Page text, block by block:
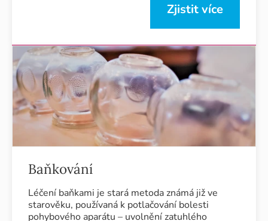
Zjistit více
Baňkování
Léčení baňkami je stará metoda známá již ve
starověku, používaná k potlačování bolesti
pohybového aparátu – uvolnění zatuhlého